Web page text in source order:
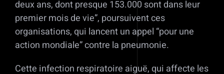
deux ans, dont presque 153.000 sont dans leur
premier mois de vie”, poursuivent ces
organisations, qui lancent un appel “pour une
action mondiale” contre la pneumonie.
Cette infection respiratoire aiguë, qui affecte les